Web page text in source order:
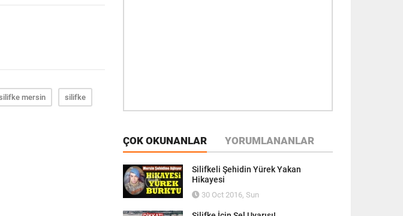
mersin silifke
ÇOK OKUNANLAR YORUMLANANLAR
Silifkeli Şehidin Yürek Yakan
Hikayesi
30 Oct 2016, Sun